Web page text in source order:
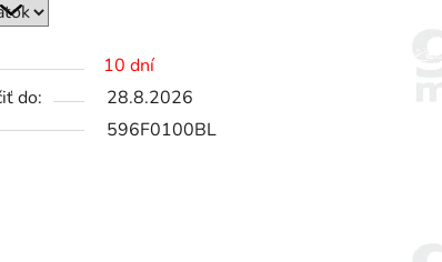
10 dní
do:
28.8.2026
596F0100BL